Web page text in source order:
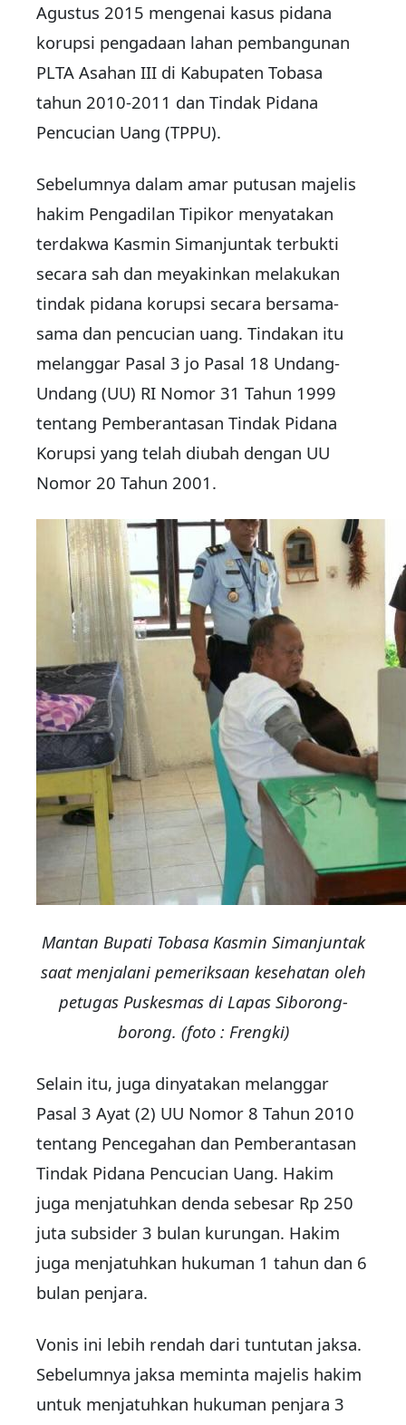
Agustus 2015 mengenai kasus pidana
korupsi pengadaan lahan pembangunan
PLTA Asahan III di Kabupaten Tobasa
tahun 2010-2011 dan Tindak Pidana
Pencucian Uang (TPPU).
Sebelumnya dalam amar putusan majelis
hakim Pengadilan Tipikor menyatakan
terdakwa Kasmin Simanjuntak terbukti
secara sah dan meyakinkan melakukan
tindak pidana korupsi secara bersama-
sama dan pencucian uang. Tindakan itu
melanggar Pasal 3 jo Pasal 18 Undang-
Undang (UU) RI Nomor 31 Tahun 1999
tentang Pemberantasan Tindak Pidana
Korupsi yang telah diubah dengan UU
Nomor 20 Tahun 2001.
Mantan Bupati Tobasa Kasmin Simanjuntak
saat menjalani pemeriksaan kesehatan oleh
petugas Puskesmas di Lapas Siborong-
borong. (foto : Frengki)
Selain itu, juga dinyatakan melanggar
Pasal 3 Ayat (2) UU Nomor 8 Tahun 2010
tentang Pencegahan dan Pemberantasan
Tindak Pidana Pencucian Uang. Hakim
juga menjatuhkan denda sebesar Rp 250
juta subsider 3 bulan kurungan. Hakim
juga menjatuhkan hukuman 1 tahun dan 6
bulan penjara.
Vonis ini lebih rendah dari tuntutan jaksa.
Sebelumnya jaksa meminta majelis hakim
untuk menjatuhkan hukuman penjara 3